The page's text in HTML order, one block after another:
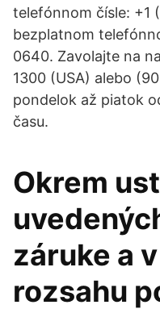
telefónnom čísle: +1
bezplatnom
0640. Zavolajte na
1300 (USA) alebo
pondelok až piatok
času.
Okrem
záruke a
rozsahu